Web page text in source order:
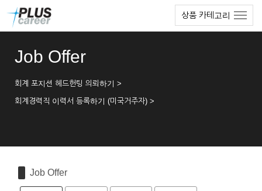
상품 카테고리
Job Offer
회계 포지션 헤드헌팅 의뢰하기 >
회계경력직 이력서 등록하기 (미국거주자) >
Job Offer